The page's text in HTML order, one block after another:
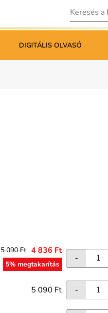
DIGITÁLIS OLVASÓ
5 090 Ft 4 836 Ft
5% megtakarítás
-
5 090 Ft -